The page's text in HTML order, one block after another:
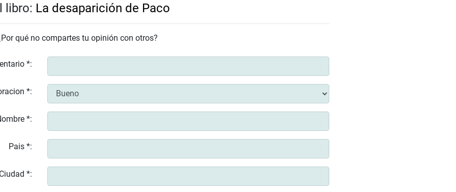
libro: La desaparición de Paco
qué no compartes tu opinión con otros?
*:
*:
*:
Pais *:
*: